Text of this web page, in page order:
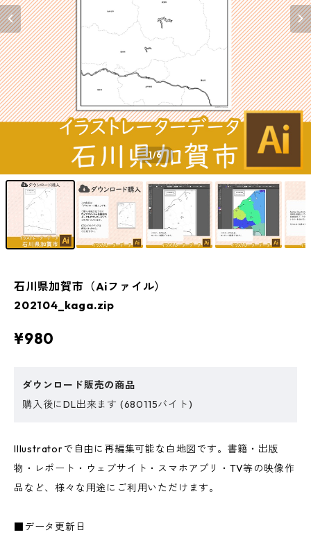
1/6
石川県加賀市（Aiファイル）
202104_kaga.zip
¥980
ダウンロード販売の商品
購入後にDL出来ます (680115バイト)
Illustratorで自由に再編集可能な白地図です。書籍・出版
物・レポート・ウェブサイト・スマホアプリ・TV等の映像作
品など、様々な用途にご利用いただけます。
■データ更新日